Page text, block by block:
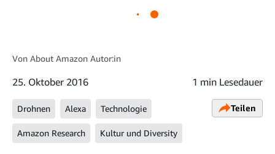
Von About Amazon Autor:in
25. Oktober 2016 1 min Lesedauer
Drohnen Alexa Technologie
Amazon Research Kultur und Diversity
Teilen